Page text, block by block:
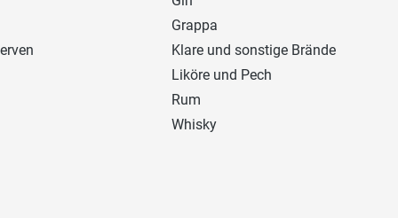
Grappa
Klare und sonstige Brände
Liköre und Pech
Rum
Whisky